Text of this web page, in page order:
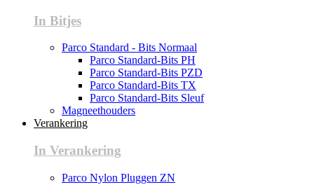
In Bitjes
Parco Standard - Bits Normaal
Parco Standard-Bits PH
Parco Standard-Bits PZD
Parco Standard-Bits TX
Parco Standard-Bits Sleuf
Magneethouders
Verankering
In Verankering
Parco Nylon Pluggen ZN